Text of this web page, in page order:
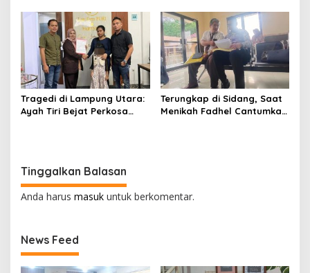
Istri Kritis – Polisi Selidiki
Dugaan Perampokan
Juta: Laporan Resmi Masuk
Polda Lampung
Tragedi di Lampung Utara:
Ayah Tiri Bejat Perkosa
Terungkap di Sidang, Saat
Menikah Fadhel Cantumkan
Tinggalkan Balasan
Anda harus masuk untuk berkomentar.
News Feed